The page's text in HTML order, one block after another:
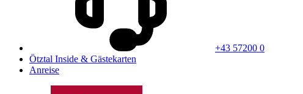
+43 57200 0
Ötztal Inside & Gästekarten
Anreise